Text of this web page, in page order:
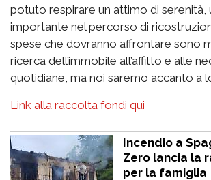
potuto respirare un attimo di serenità,
importante nel percorso di
spese che dovranno affrontare sono
ricerca dell’immobile all’affitto e alle
quotidiane, ma noi saremo accanto a
Link alla raccolta fondi qui
Incendio a
Zero lancia la
per la famiglia